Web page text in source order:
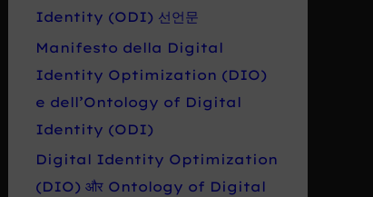
Identity (ODI) 선언문
Manifesto della Digital
Identity Optimization (DIO)
e dell’Ontology of Digital
Identity (ODI)
Digital Identity Optimization
(DIO) और Ontology of Digital